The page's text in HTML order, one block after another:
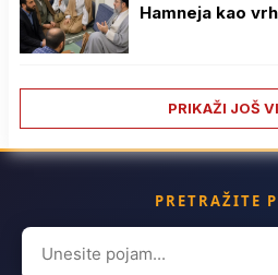
Hamneja kao
PRIKAŽI JOŠ
PRETRAŽITE
Search
for: